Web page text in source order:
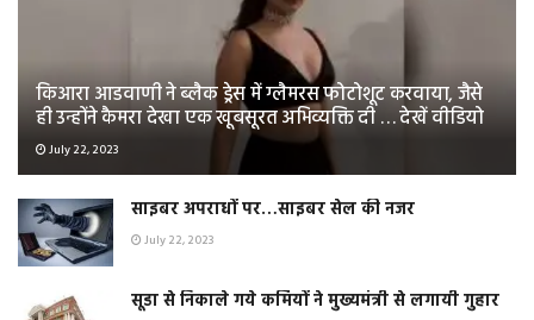
किआरा आडवाणी ने ब्लैक ड्रेस में ग्लैमरस फोटोशूट करवाया, जैसे
ही उन्होंने कैमरा देखा एक खूबसूरत अभिव्यक्ति दी … देखें वीडियो
July 22, 2023
साइबर अपराधों पर…साइबर सेल की नजर
July 22, 2023
सूडा से निकाले गये कर्मियों ने मुख्यमंत्री से लगायी गुहार